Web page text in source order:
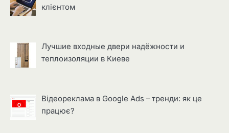
клієнтом
Лучшие входные двери надёжности и
теплоизоляции в Киеве
Відеореклама в Google Ads – тренди: як це
працює?